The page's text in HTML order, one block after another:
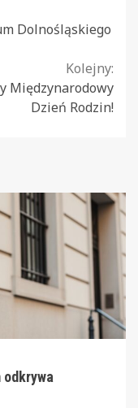
Dolnośląskiego
Kolejny:
Międzynarodowy
Dzień Rodzin!